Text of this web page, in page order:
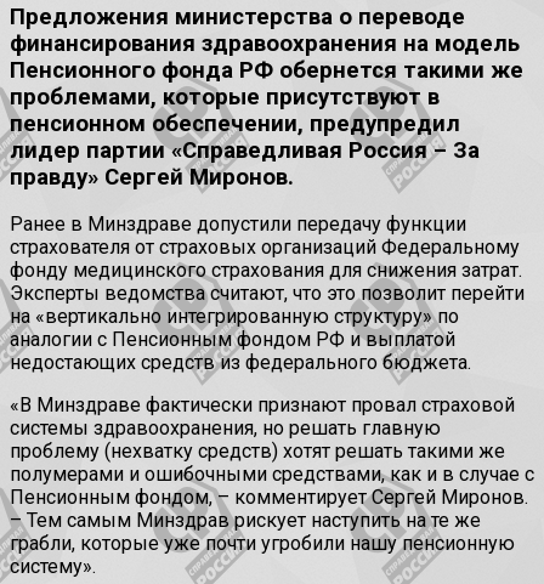
Предложения министерства о переводе
финансирования здравоохранения на модель
Пенсионного фонда РФ обернется такими же
проблемами, которые присутствуют в
пенсионном обеспечении, предупредил
лидер партии «Справедливая Россия – За
правду» Сергей Миронов.
Ранее в Минздраве допустили передачу функции
страхователя от страховых организаций Федеральному
фонду медицинского страхования для снижения затрат.
Эксперты ведомства считают, что это позволит перейти
на «вертикально интегрированную структуру» по
аналогии с Пенсионным фондом РФ и выплатой
недостающих средств из федерального бюджета.
«В Минздраве фактически признают провал страховой
системы здравоохранения, но решать главную
проблему (нехватку средств) хотят решать такими же
полумерами и ошибочными средствами, как и в случае с
Пенсионным фондом, – комментирует Сергей Миронов.
– Тем самым Минздрав рискует наступить на те же
грабли, которые уже почти угробили нашу пенсионную
систему».